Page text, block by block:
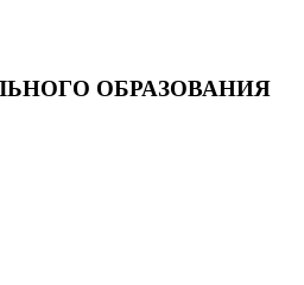
ОБРАЗОВАНИЯ